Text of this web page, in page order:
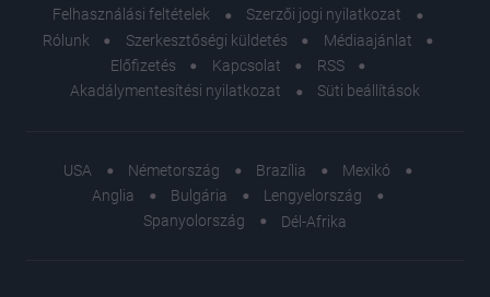
Felhasználási feltételek
Szerzői jogi nyilatkozat
Rólunk
Szerkesztőségi küldetés
Médiaajánlat
Előfizetés
Kapcsolat
RSS
Akadálymentesítési nyilatkozat
Süti beállítások
USA Németország Brazília
Mexikó
Anglia
Bulgária
Lengyelország
Spanyolország
Dél-Afrika